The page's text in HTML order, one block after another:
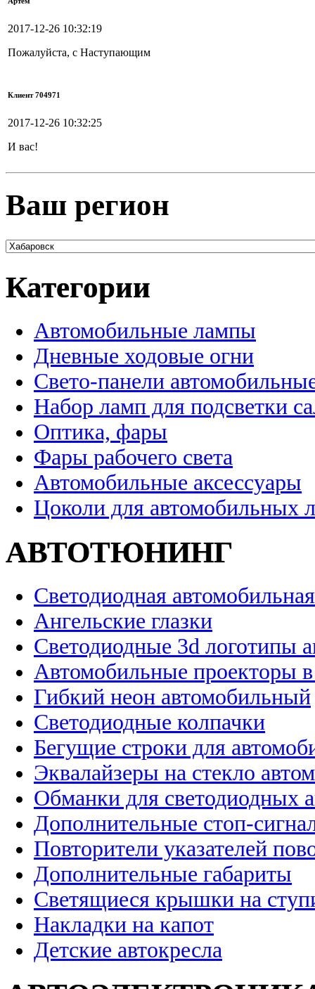
2017-12-26 10:32:19
Пожалуйста, с Наступающим
Клиент 704971
2017-12-26 10:32:25
И вас!
Ваш регион
Категории
Автомобильные лампы
Дневные ходовые огни
Свето-панели
Набор ламп для подсветки
Оптика, фары
Фары рабочего света
Автомобильные аксессуары
Цоколи для автомобильных
АВТОТЮНИНГ
Светодиодная
Ангельские глазки
Светодиодные 3d логотипы
Автомобильные проекторы
Гибкий неон автомобильный
Светодиодные колпачки
Бегущие строки для
Эквалайзеры на стекло
Обманки для светодиодных
Дополнительные стоп-
Повторители указателей
Дополнительные габариты
Светящиеся крышки на
Накладки на капот
Детские автокресла